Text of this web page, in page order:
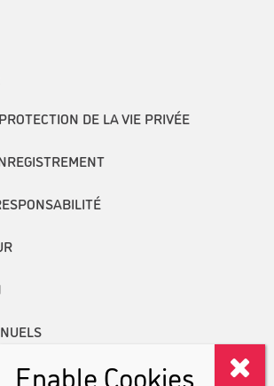
DE LA VIE PRIVÉE
Enable Cookies